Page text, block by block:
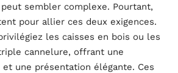
sembler complexe. Pourtant,
pour allier ces deux exigences.
les caisses en bois ou les
cannelure, offrant une
une présentation élégante. Ces